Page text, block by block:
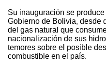
Su inauguración se
Gobierno de Bolivia, desde
del gas natural que
nacionalización de sus
temores sobre el posible
combustible en el país.